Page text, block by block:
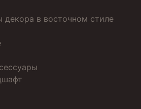
в восточном стиле